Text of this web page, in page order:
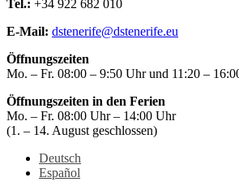
Tel.: +34 922 682 010
E-Mail: dstenerife@dstenerife.eu
Öffnungszeiten
Mo. – Fr. 08:00 – 9:50 Uhr und 11:20 –
Öffnungszeiten in den Ferien
Mo. – Fr. 08:00 Uhr – 14:00 Uhr
(1. – 14. August geschlossen)
Deutsch
Español